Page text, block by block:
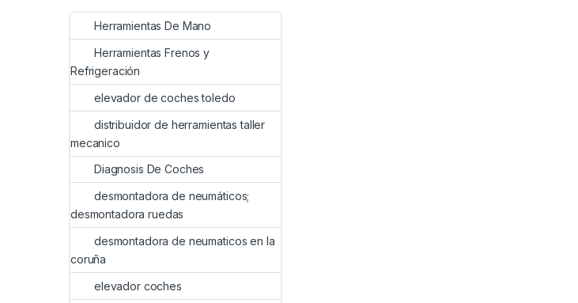
Herramientas De Mano
Herramientas Frenos y
Refrigeración
elevador de coches toledo
distribuidor de herramientas taller
mecanico
Diagnosis De Coches
desmontadora de neumáticos;
desmontadora ruedas
desmontadora de neumaticos en la
coruña
elevador coches